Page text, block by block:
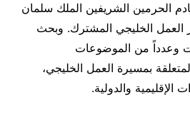
الحرمين الشريفين الملك سلمان
العمل الخليجي المشترك. وبحث
وعدداً من الموضوعات
بمسيرة العمل الخليجي،
الإقليمية والدولية.